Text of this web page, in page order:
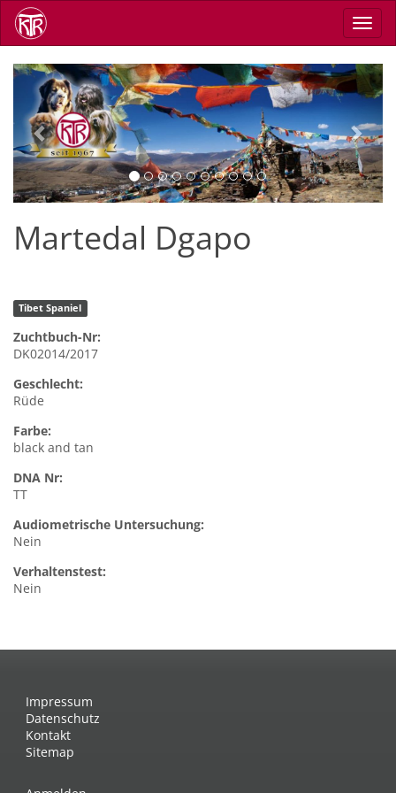
Direkt
zum
Inhalt
Previous Next
Martedal Dgapo
Tibet Spaniel
Zuchtbuch-Nr:
DK02014/2017
Geschlecht:
Rüde
Farbe:
black and tan
DNA Nr:
TT
Audiometrische Untersuchung:
Nein
Verhaltenstest:
Nein
Impressum
Datenschutz
Kontakt
Sitemap